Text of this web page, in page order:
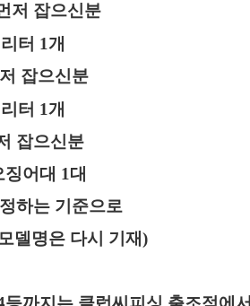
저 잡으신분
리터 1개
잡으신분
리터 1개
잡으신분
어대 1대
하는 기준으로
델명은 다시 기재)